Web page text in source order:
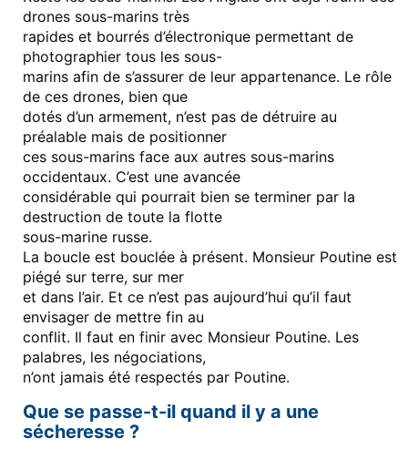
drones sous-marins très
rapides et bourrés d’électronique permettant de
photographier tous les sous-
marins afin de s’assurer de leur appartenance. Le rôle
de ces drones, bien que
dotés d’un armement, n’est pas de détruire au
préalable mais de positionner
ces sous-marins face aux autres sous-marins
occidentaux. C’est une avancée
considérable qui pourrait bien se terminer par la
destruction de toute la flotte
sous-marine russe.
La boucle est bouclée à présent. Monsieur Poutine est
piégé sur terre, sur mer
et dans l’air. Et ce n’est pas aujourd’hui qu’il faut
envisager de mettre fin au
conflit. Il faut en finir avec Monsieur Poutine. Les
palabres, les négociations,
n’ont jamais été respectés par Poutine.
Que se passe-t-il quand il y a une
sécheresse ?